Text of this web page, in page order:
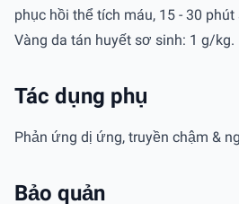
phục hồi thể tích máu, 15 - 30
Vàng da tán huyết sơ sinh: 1 g/kg.
Tác dụng phụ
Phản ứng dị ứng, truyền chậm &
Bảo quản